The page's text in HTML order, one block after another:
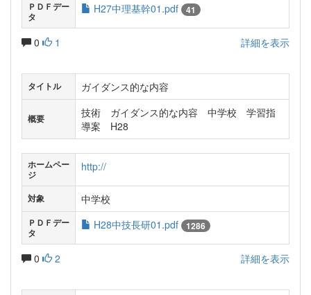
ＰＤＦデー
タ
H27中理基幹01.pdf 41
0 1 詳細を表示
タイトル ガイダンス的な内容
概要
技術 ガイダンス的な内容 中学校 学習指
導案 H28
ホームペー
ジ
http://
対象 中学校
ＰＤＦデー
タ
H28中技長研01.pdf 1286
0 2 詳細を表示